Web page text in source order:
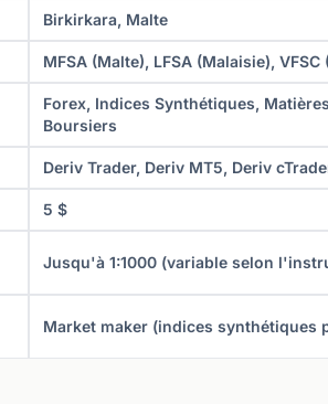
Birkirkara, Malte
MFSA (Malte), LFSA (Malaisie),
Forex, Indices Synthétiques,
Boursiers
Deriv Trader, Deriv MT5, Deriv
5 $
Jusqu'à 1:1000 (variable selon
Market maker (indices synthétiques